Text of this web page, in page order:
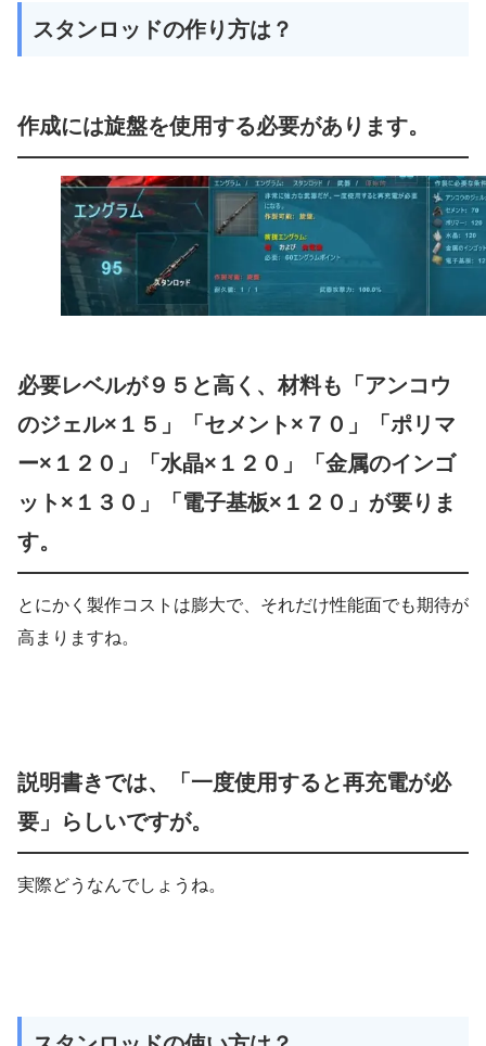
スタンロッドの作り方は？
作成には旋盤を使用する必要があります。
必要レベルが９５と高く、材料も「アンコウ
のジェル×１５」「セメント×７０」「ポリマ
ー×１２０」「水晶×１２０」「金属のインゴ
ット×１３０」「電子基板×１２０」が要りま
す。
とにかく製作コストは膨大で、それだけ性能面でも期待が
高まりますね。
説明書きでは、「一度使用すると再充電が必
要」らしいですが。
実際どうなんでしょうね。